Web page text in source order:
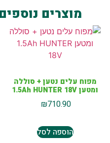
מוצרים
מפוח עלים נטען + סוללה
ומטען 1.5Ah HUNTER 18V
₪710.90
הוספה לסל